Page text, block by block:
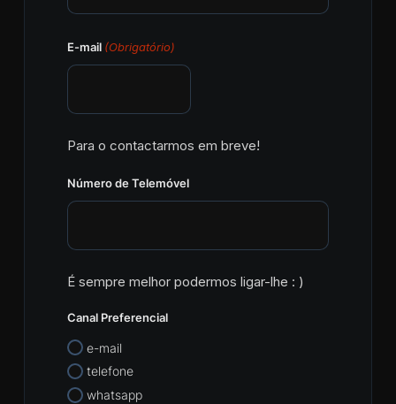
E-mail (Obrigatório)
Para o contactarmos em breve!
Número de Telemóvel
É sempre melhor podermos ligar-lhe : )
Canal Preferencial
e-mail
telefone
whatsapp